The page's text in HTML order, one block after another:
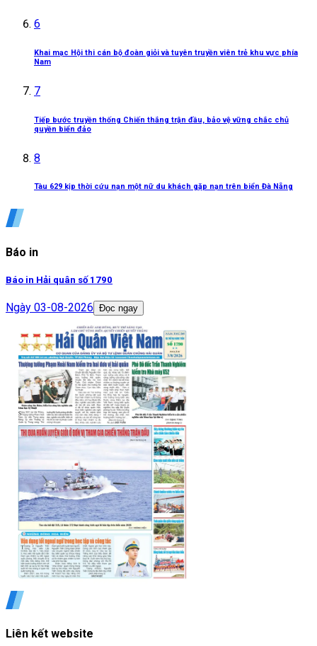
6
Khai mạc Hội thi cán bộ đoàn giỏi và tuyên truyền viên trẻ khu vực phía
Nam
7
Tiếp bước truyền thống Chiến thắng trận đầu, bảo vệ vững chắc chủ
quyền biển đảo
8
Tàu 629 kịp thời cứu nạn một nữ du khách gặp nạn trên biển Đà Nẵng
Báo in
Báo in Hải quân số 1790
Ngày 03-08-2026 Đọc ngay
Liên kết website